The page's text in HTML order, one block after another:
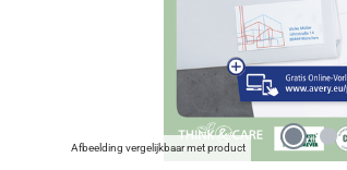
Afbeelding vergelijkbaar met product